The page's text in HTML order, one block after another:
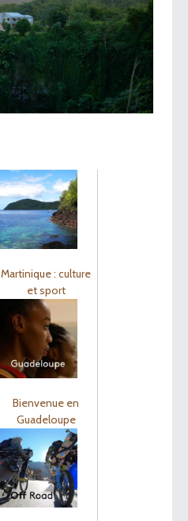
Martinique : culture
et sport
Bienvenue en
Guadeloupe